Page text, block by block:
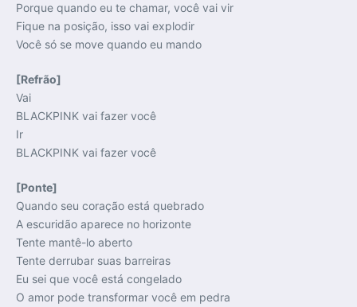
Porque quando eu te chamar, você vai vir
Fique na posição, isso vai explodir
Você só se move quando eu mando
[Refrão]
Vai
BLACKPINK vai fazer você
Ir
BLACKPINK vai fazer você
[Ponte]
Quando seu coração está quebrado
A escuridão aparece no horizonte
Tente mantê-lo aberto
Tente derrubar suas barreiras
Eu sei que você está congelado
O amor pode transformar você em pedra